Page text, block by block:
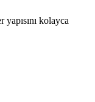
kolayca